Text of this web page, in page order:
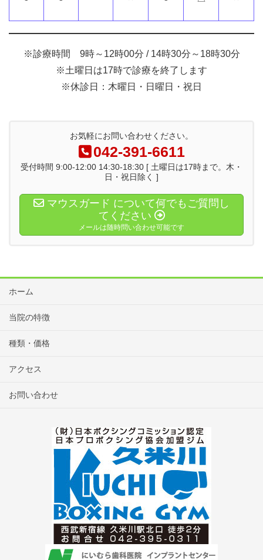
※診療時間 9時～12時00分 / 14時30分～18時30分
※土曜日は17時で診療を終了します
※休診日：木曜日・日曜日・祝日
お気軽にお問い合わせください。
042-391-6611
受付時間 9:00-12:00 14:30-18:30 [ 土曜日は17時まで。木・
日・祝日除く ]
マウスガード について何でもご質問し
てください
メールは随時問い合わせ可能です
ホーム
当院の特徴
種類・価格
アクセス
お問い合わせ